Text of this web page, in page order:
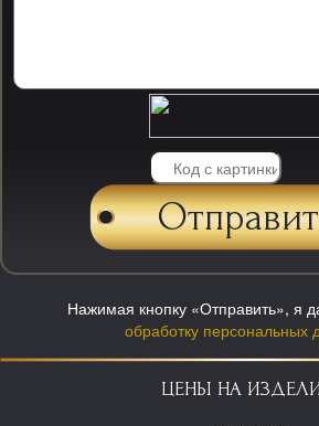
Нажимая кнопку «Отправить», я
обработку персональных
ЦЕНЫ НА